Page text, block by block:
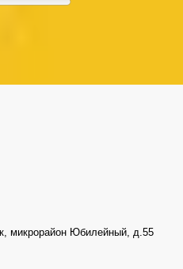
микрорайон Юбилейный, д.55